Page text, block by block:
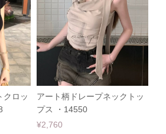
クロッ
アート柄ドレープネックトッ
プス ・14550
¥2,760